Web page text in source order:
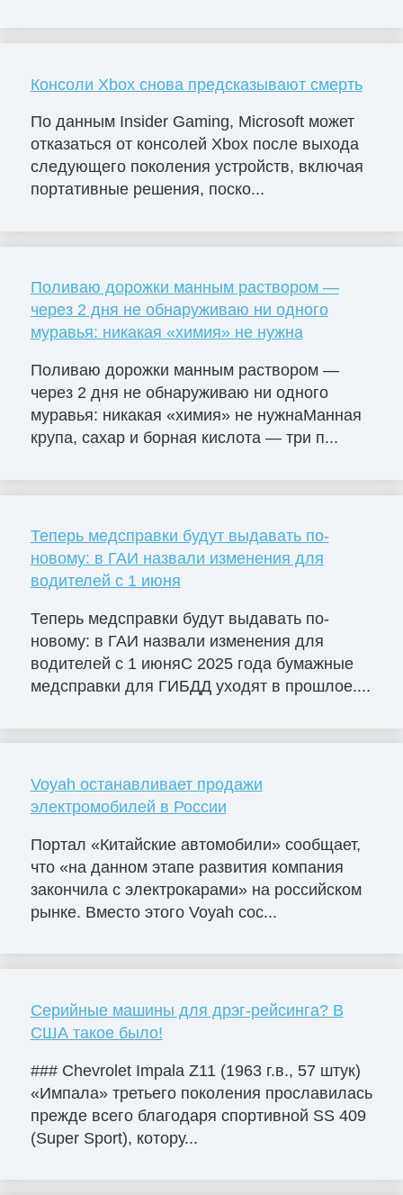
Консоли Xbox снова предсказывают смерть
По данным Insider Gaming, Microsoft может
отказаться от консолей Xbox после выхода
следующего поколения устройств, включая
портативные решения, поско...
Поливаю дорожки манным раствором —
через 2 дня не обнаруживаю ни одного
муравья: никакая «химия» не нужна
Поливаю дорожки манным раствором —
через 2 дня не обнаруживаю ни одного
муравья: никакая «химия» не нужнаМанная
крупа, сахар и борная кислота — три п...
Теперь медсправки будут выдавать по-
новому: в ГАИ назвали изменения для
водителей с 1 июня
Теперь медсправки будут выдавать по-
новому: в ГАИ назвали изменения для
водителей с 1 июняС 2025 года бумажные
медсправки для ГИБДД уходят в прошлое....
Voyah останавливает продажи
электромобилей в России
Портал «Китайские автомобили» сообщает,
что «на данном этапе развития компания
закончила с электрокарами» на российском
рынке. Вместо этого Voyah сос...
Серийные машины для дрэг-рейсинга? В
США такое было!
### Chevrolet Impala Z11 (1963 г.в., 57 штук)
«Импала» третьего поколения прославилась
прежде всего благодаря спортивной SS 409
(Super Sport), котору...